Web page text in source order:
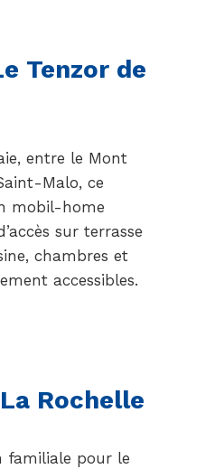
Tenzor de
entre le Mont
Malo, ce
mobil-home
sur terrasse
chambres et
accessibles.
Rochelle
familiale pour le